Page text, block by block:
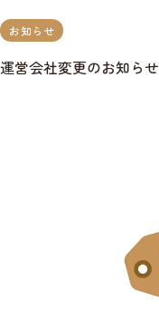
お知らせ
運営会社変更のお知らせ